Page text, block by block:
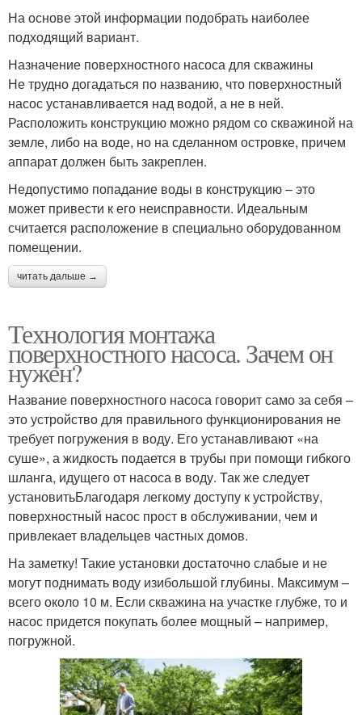
На основе этой информации подобрать наиболее
подходящий вариант.
Назначение поверхностного насоса для скважины
Не трудно догадаться по названию, что поверхностный
насос устанавливается над водой, а не в ней.
Расположить конструкцию можно рядом со скважиной на
земле, либо на воде, но на сделанном островке, причем
аппарат должен быть закреплен.
Недопустимо попадание воды в конструкцию – это
может привести к его неисправности. Идеальным
считается расположение в специально оборудованном
помещении.
читать дальше →
Технология монтажа
поверхностного насоса. Зачем он
нужен?
Название поверхностного насоса говорит само за себя –
это устройство для правильного функционирования не
требует погружения в воду. Его устанавливают «на
суше», а жидкость подается в трубы при помощи гибкого
шланга, идущего от насоса в воду. Так же следует
установитьБлагодаря легкому доступу к устройству,
поверхностный насос прост в обслуживании, чем и
привлекает владельцев частных домов.
На заметку! Такие установки достаточно слабые и не
могут поднимать воду изибольшой глубины. Максимум –
всего около 10 м. Если скважина на участке глубже, то и
насос придется покупать более мощный – например,
погружной.